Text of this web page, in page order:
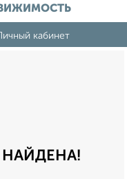
кабинет